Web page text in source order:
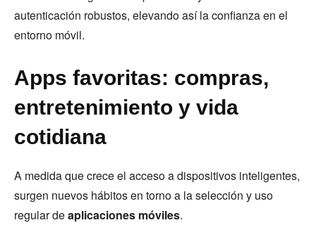
autenticación robustos, elevando así la confianza en el
entorno móvil.
Apps favoritas: compras,
entretenimiento y vida
cotidiana
A medida que crece el acceso a dispositivos inteligentes,
surgen nuevos hábitos en torno a la selección y uso
regular deaplicaciones móviles.